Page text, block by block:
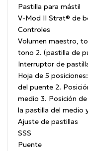
Pastilla para mástil
V-Mod II Strat® de
Controles
Volumen maestro,
tono 2. (pastilla de
Interruptor de
Hoja de 5
del puente 2.
medio 3. Posición
la pastilla del medio
Ajuste de pastillas
SSS
Puente